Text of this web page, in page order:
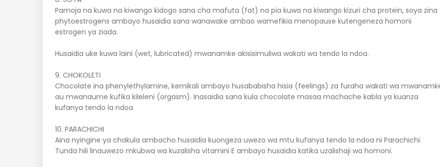
Pamoja na kuwa na kiwango kidogo sana cha mafuta (fat) na pia kuwa na kiwango kizuri cha protein, soya zina
phytoestrogens ambayo husaidia sana wanawake ambao wamefikia menopause kutengeneza homoni
estrogen ya ziada.
Husaidia uke kuwa laini (wet, lubricated) mwanamke akisisimuliwa wakati wa tendo la ndoa.
9. CHOKOLETI
Chocolate ina phenylethylamine, kemikali ambayo husababisha hisia (feelings) za furaha wakati wa
au mwanaume kufika kileleni (orgasm). Inasaidia sana kula chocolate masaa machache kabla ya kuanza
kufanya tendo la ndoa.
10. PARACHICHI
Aina nyingine ya chakula ambacho husaidia kuongeza uwezo wa mtu kufanya tendo la ndoa ni Parachichi.
Tunda hili linauwezo mkubwa wa kuzalisha vitamini E ambayo husaidia katika uzalishaji wa homoni.